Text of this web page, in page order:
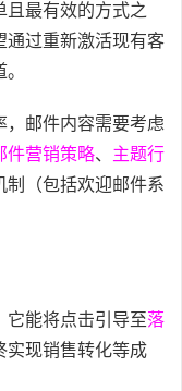
且最有效的方式之
通过重新激活现有客
，邮件内容需要考虑
件营销策略、 主题行
制（包括欢迎邮件系
它能将点击引导至落
实现销售转化等成